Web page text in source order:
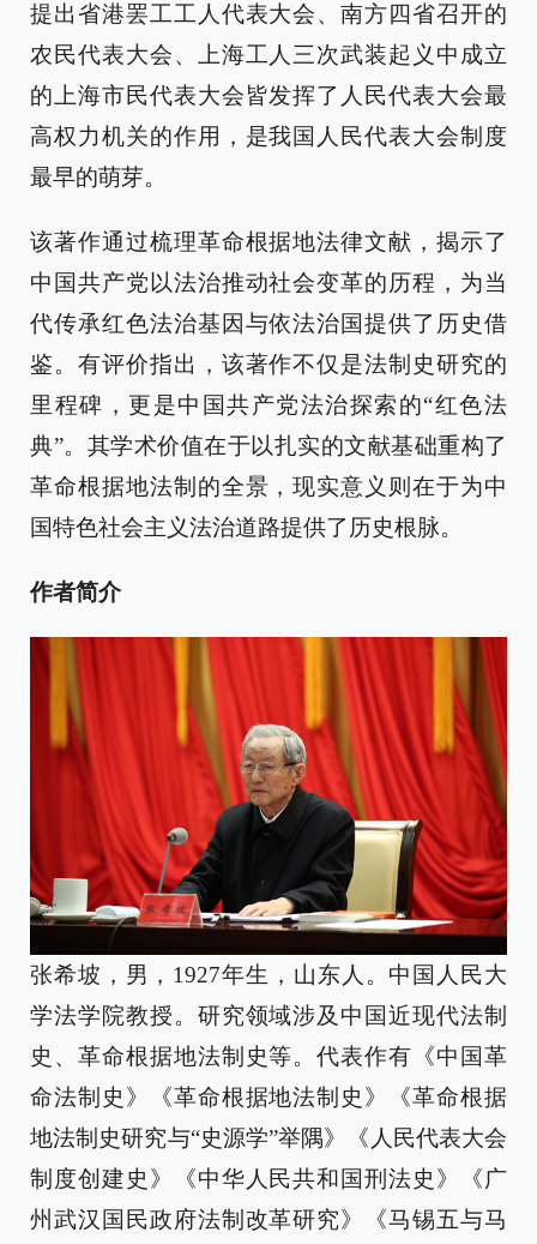
提出省港罢工工人代表大会、南方四省召开的
农民代表大会、上海工人三次武装起义中成立
的上海市民代表大会皆发挥了人民代表大会最
高权力机关的作用，是我国人民代表大会制度
最早的萌芽。
该著作通过梳理革命根据地法律文献，揭示了
中国共产党以法治推动社会变革的历程，为当
代传承红色法治基因与依法治国提供了历史借
鉴。有评价指出，该著作不仅是法制史研究的
里程碑，更是中国共产党法治探索的“红色法
典”。其学术价值在于以扎实的文献基础重构了
革命根据地法制的全景，现实意义则在于为中
国特色社会主义法治道路提供了历史根脉。
作者简介
张希坡，男，1927年生，山东人。中国人民大
学法学院教授。研究领域涉及中国近现代法制
史、革命根据地法制史等。代表作有《中国革
命法制史》《革命根据地法制史》《革命根据
地法制史研究与“史源学”举隅》《人民代表大会
制度创建史》《中华人民共和国刑法史》《广
州武汉国民政府法制改革研究》《马锡五与马